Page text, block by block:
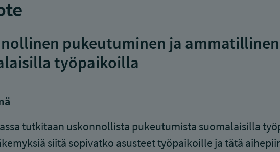
pukeutuminen ja
työpaikoilla
tutkitaan uskonnollista pukeutumista suomalaisilla
siitä sopivatko asusteet työpaikoille ja tätä